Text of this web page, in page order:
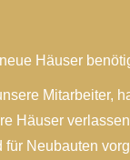
Häuser
Mitarbeiter,
Häuser
Neubauten